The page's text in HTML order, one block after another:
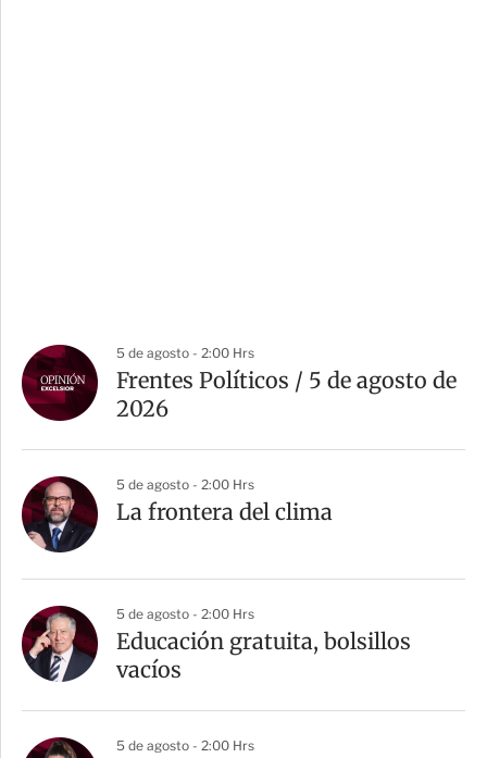
5 de agosto - 2:00 Hrs
Frentes Políticos / 5 de agosto de
2026
5 de agosto - 2:00 Hrs
La frontera del clima
5 de agosto - 2:00 Hrs
Educación gratuita, bolsillos
vacíos
5 de agosto - 2:00 Hrs